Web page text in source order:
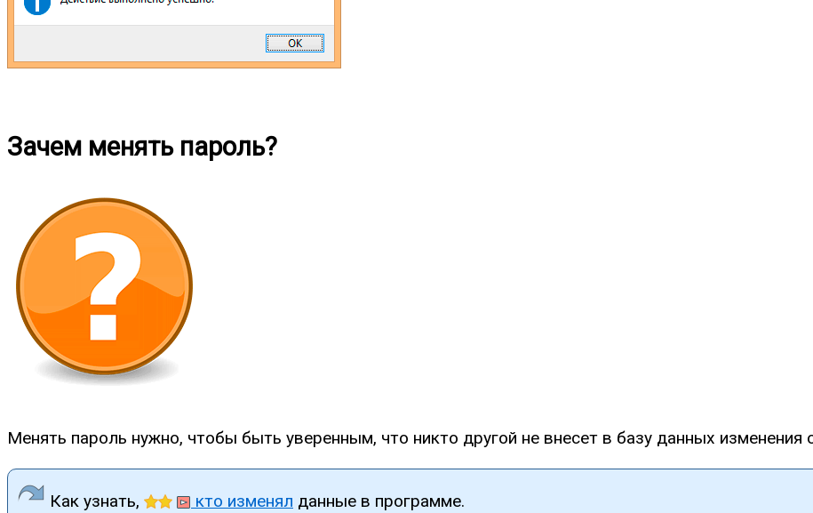
Зачем менять пароль?
Менять пароль нужно, чтобы быть уверенным, что никто другой не внесет в базу данных изменения
Как узнать, кто изменял данные в программе.